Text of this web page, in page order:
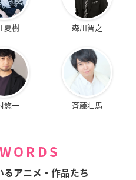
夏樹 森川智之
悠一 斉藤壮馬
るアニメ・作品たち